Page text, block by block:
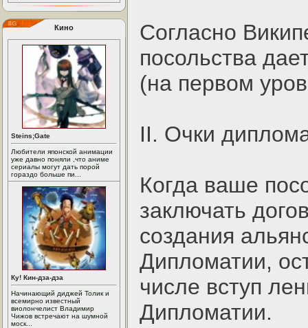
Кино
Steins;Gate
Любители японской анимации
уже давно поняли ,что аниме
сериалы могут дать порой
гораздо больше пи...
Ку! Кин-дза-дза
Начинающий диджей Толик и
всемирно известный
виолончелист Владимир
Чижов встречают на шумной
моск...
Согласно
посольства
(на первом
II. Очки
Когда ваше
заключать
создания
Дипломатии,
числе вступ
Дипломатии.